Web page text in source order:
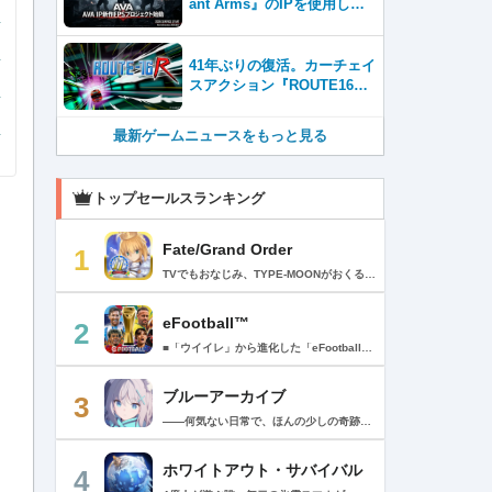
ant Arms』のIPを使用した
41年ぶりの復活。カーチェイ
スアクション『ROUTE16
売
最新ゲームニュースをもっと見る
トップセールスランキング
1 Fate/Grand Order
2 eFootball™
3 ブルーアーカイブ
4 ホワイトアウト・サバイバル